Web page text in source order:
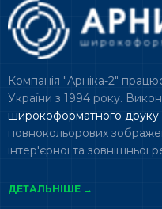
Компанія "Арніка-2"
України з 1994 року.
широкоформатного друку
повнокольорових
інтер'єрної та зовнішньої
ДЕТАЛЬНІШЕ →